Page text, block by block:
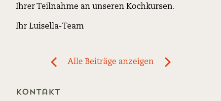
Ihrer Teilnahme an unseren Kochkursen.
Ihr Luisella-Team
Frische
Alle Beiträge anzeigen
Kontakt